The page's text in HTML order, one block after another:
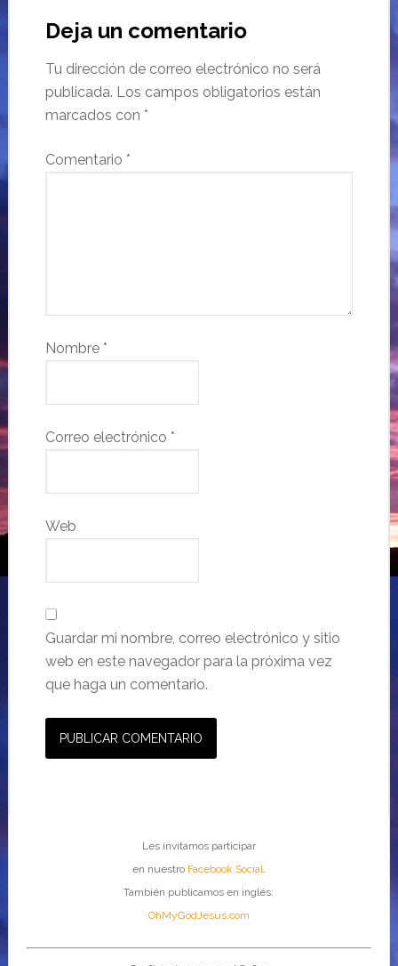
Deja un comentario
Tu dirección de correo electrónico no será
publicada. Los campos obligatorios están
marcados con *
Comentario *
Nombre *
Correo electrónico *
Web
Guardar mi nombre, correo electrónico y sitio
web en este navegador para la próxima vez
que haga un comentario.
Les invitamos participar
en nuestro Facebook Social.
También publicamos en inglés:
OhMyGodJesus.com